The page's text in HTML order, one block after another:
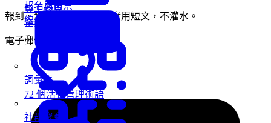
報名與售票
線上報名與售票
員工參與
企業內部活動
社群聚會
詞彙表
72 個活動管理術語
報到、名牌和活動營運的實用短文，不灌水。
電子郵件地址